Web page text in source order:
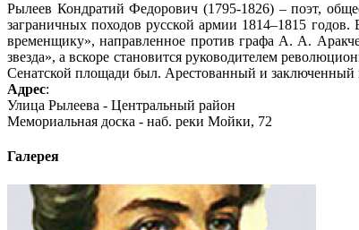
Рылеев Кондратий Федорович (1795-1826) – поэт,
заграничных походов русской армии 1814–1815 годов.
временщику», направленное против графа А. А.
звезда», а вскоре становится руководителем
Сенатской площади был. Арестованный и заключенный
Адрес:
Улица Рылеева - Центральный район
Мемориальная доска - наб. реки Мойки, 72
Галерея